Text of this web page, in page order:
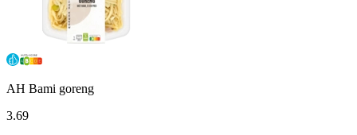
AH Bami goreng
3.69